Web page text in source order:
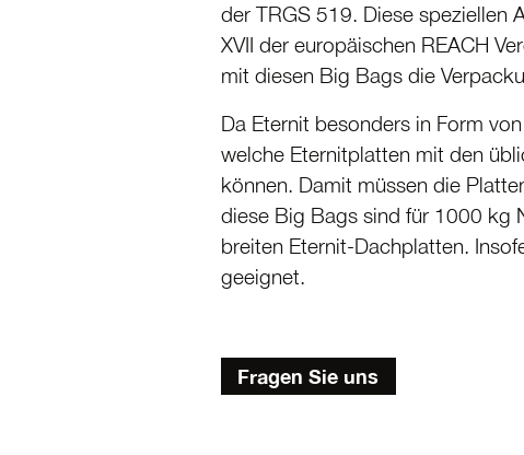
der TRGS 519. Diese speziellen
XVII der europäischen REACH
mit diesen Big Bags die
Da Eternit besonders in Form
welche Eternit­platten mit den
können. Damit müssen die
diese Big Bags sind für 1000 kg
breiten Eternit-Dachplatten.
geeignet.
Fragen Sie uns